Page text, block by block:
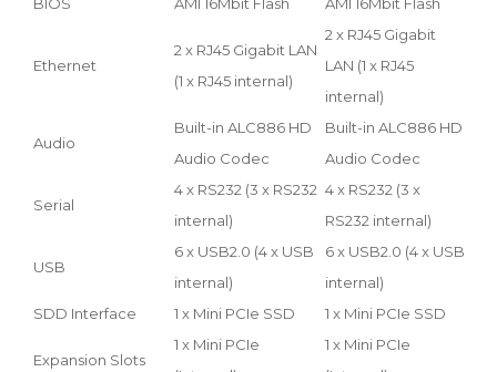
Ethernet
2 x RJ45 Gigabit LAN
(1 x RJ45 internal)
2 x RJ45 Gigabit
LAN (1 x RJ45
internal)
Audio
Built-in ALC886 HD
Audio Codec
Built-in ALC886 HD
Audio Codec
Serial
4 x RS232 (3 x RS232
internal)
4 x RS232 (3 x
RS232 internal)
USB
6 x USB2.0 (4 x USB
internal)
6 x USB2.0 (4 x USB
internal)
SDD Interface
1 x Mini PCIe SSD 1 x Mini PCIe SSD
Expansion Slots
1 x Mini PCIe
1 x Mini PCIe